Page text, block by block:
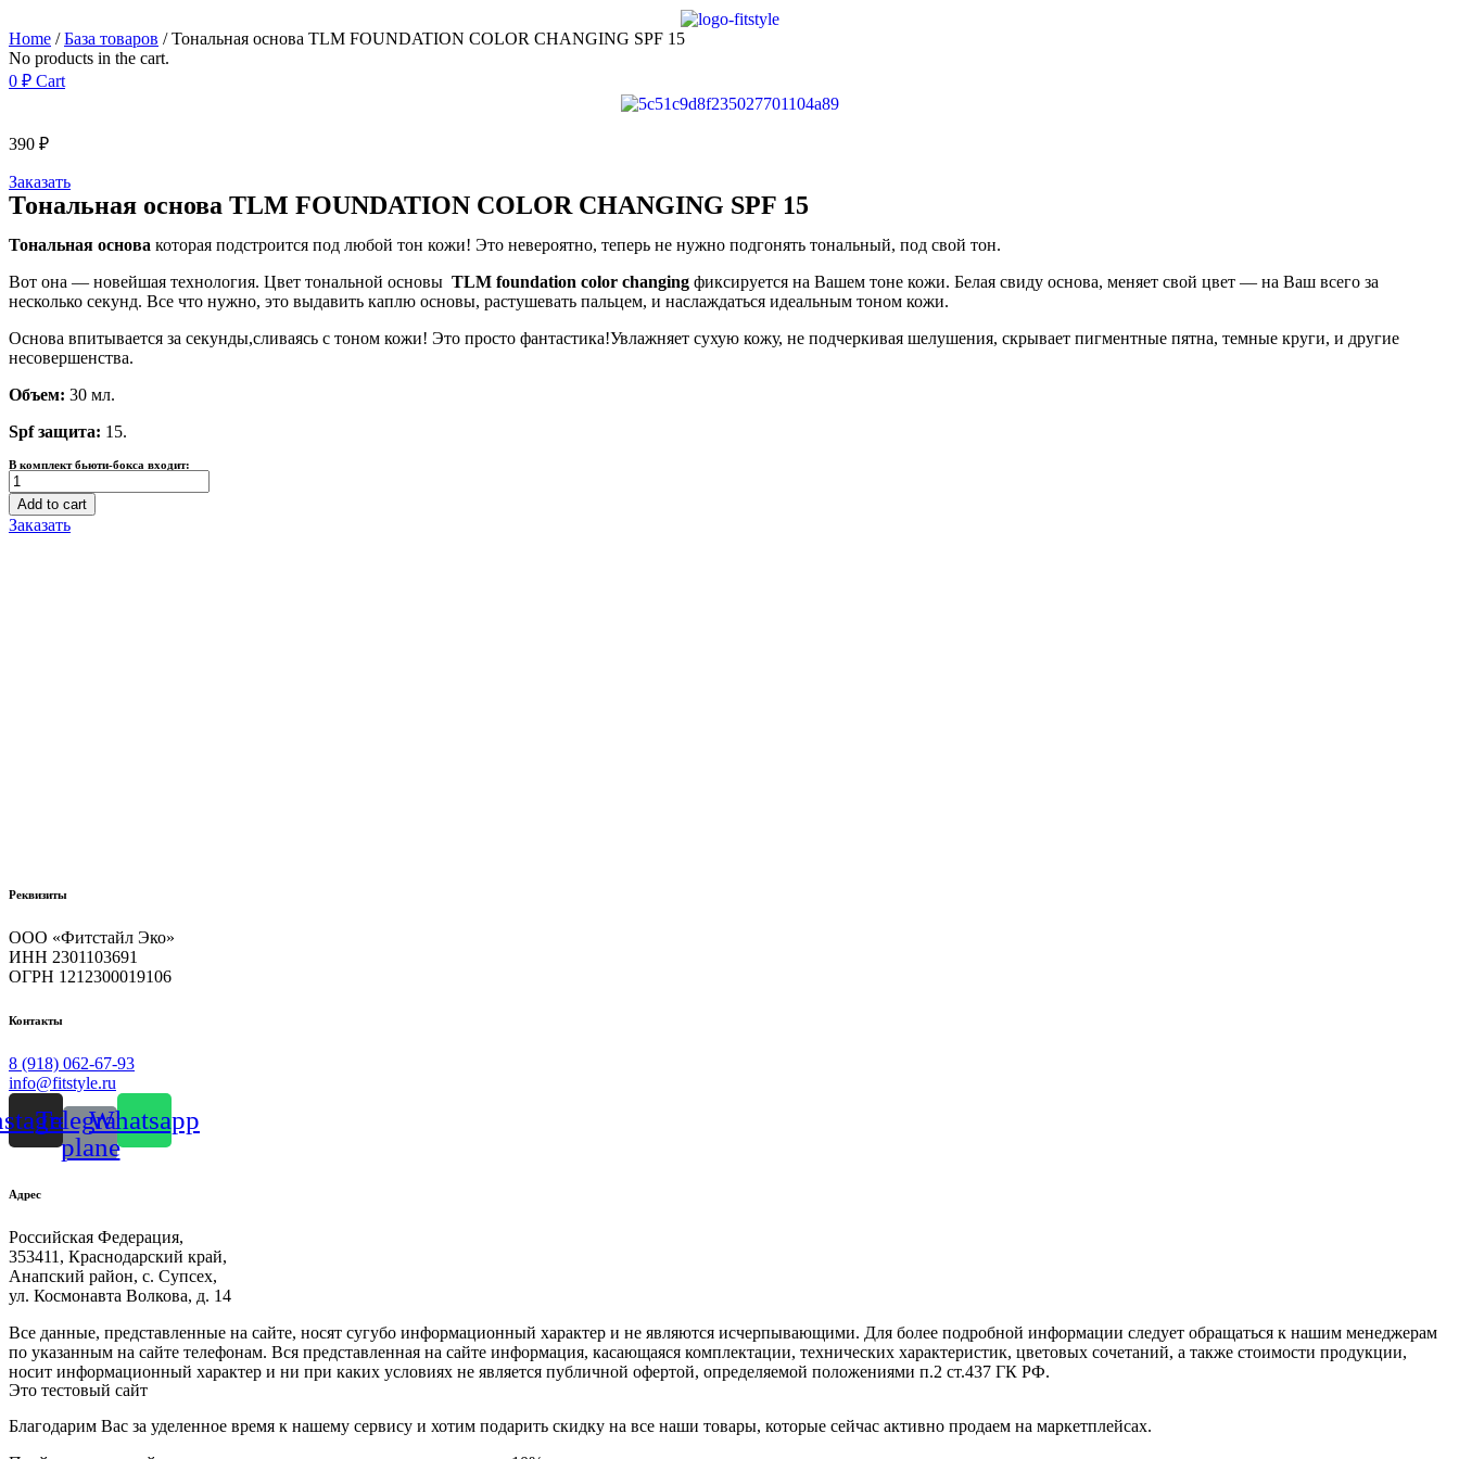
Home /База товаров / Тональная основа TLM FOUNDATION COLOR CHANGING SPF 15
No products in the cart.
0 ₽ Cart
390 ₽
Заказать
Тональная основа TLM FOUNDATION COLOR CHANGING SPF 15
Тональная основа которая подстроится под любой тон кожи! Это невероятно, теперь не нужно подгонять тональный, под свой тон.
Вот она — новейшая технология. Цвет тональной основы TLM foundation color changing фиксируется на Вашем тоне кожи. Белая свиду основа, меняет свой цвет — на Ваш всего за
несколько секунд. Все что нужно, это выдавить каплю основы, растушевать пальцем, и наслаждаться идеальным тоном кожи.
Основа впитывается за секунды,сливаясь с тоном кожи! Это просто фантастика!Увлажняет сухую кожу, не подчеркивая шелушения, скрывает пигментные пятна, темные круги, и другие
несовершенства.
Объем: 30 мл.
Spf защита: 15.
В комплект бьюти-бокса входит:
Тональная
основа
TLM
FOUNDATION
Add to cart
Заказать
Реквизиты
ООО «Фитстайл Эко»
ИНН 2301103691
ОГРН 1212300019106
Контакты
8 (918) 062-67-93
info@fitstyle.ru
Telegram-
plane
Whatsapp
Адрес
Российская Федерация,
353411, Краснодарский край,
Анапский район, с. Супсех,
ул. Космонавта Волкова, д. 14
Все данные, представленные на сайте, носят сугубо информационный характер и не являются исчерпывающими. Для более подробной информации следует обращаться к нашим менеджерам
по указанным на сайте телефонам. Вся представленная на сайте информация, касающаяся комплектации, технических характеристик, цветовых сочетаний, а также стоимости продукции,
носит информационный характер и ни при каких условиях не является публичной офертой, определяемой положениями п.2 ст.437 ГК РФ.
Это тестовый сайт
Благодарим Вас за уделенное время к нашему сервису и хотим подарить скидку на все наши товары, которые сейчас активно продаем на маркетплейсах.